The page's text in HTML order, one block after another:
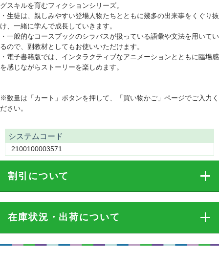
グスキルを育むフィクションシリーズ。
・生徒は、親しみやすい登場人物たちとともに幾多の出来事をくぐり抜
け、一緒に学んで成長していきます。
・一般的なコースブックのシラバスが扱っている語彙や文法を用いてい
るので、副教材としてもお使いいただけます。
・電子書籍版では、インタラクティブなアニメーションとともに臨場感
を感じながらストーリーを楽しめます。
※数量は「カート」ボタンを押して、「買い物かご」ページでご入力く
ださい。
システムコード
2100100003571
割引 について
在庫状況・出荷について